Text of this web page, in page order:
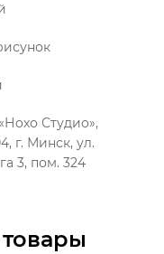
Студио»,
г. Минск, ул.
3, пом. 324